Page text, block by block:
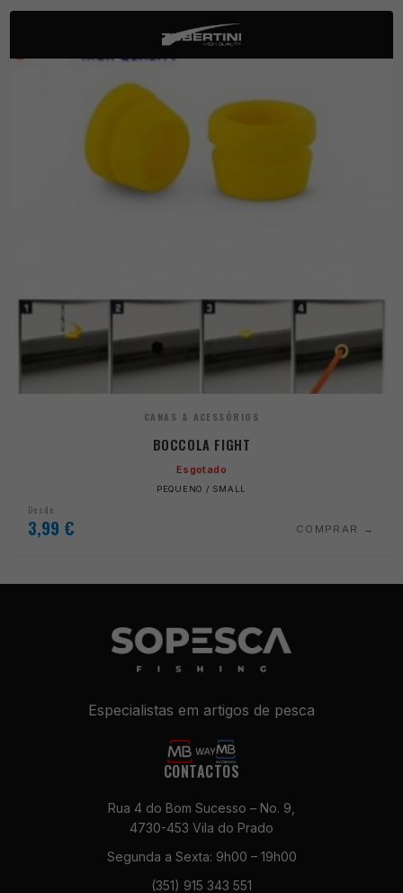
CANAS & ACESSÓRIOS
BOCCOLA FIGHT
Esgotado
PEQUENO / SMALL
Desde
3,99 € COMPRAR
Especialistas em artigos de pesca
CONTACTOS
Rua 4 do Bom Sucesso – No. 9,
4730-453 Vila do Prado
Segunda a Sexta: 9h00 – 19h00
(351) 915 343 551